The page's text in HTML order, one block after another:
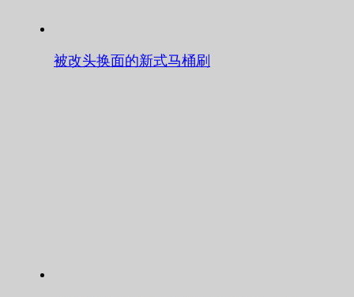
被改头换面的新式马桶刷